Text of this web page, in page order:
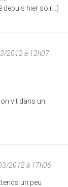
depuis hier soir...)
2012 à 12h07
vit dans un
2012 à 17h06
un peu